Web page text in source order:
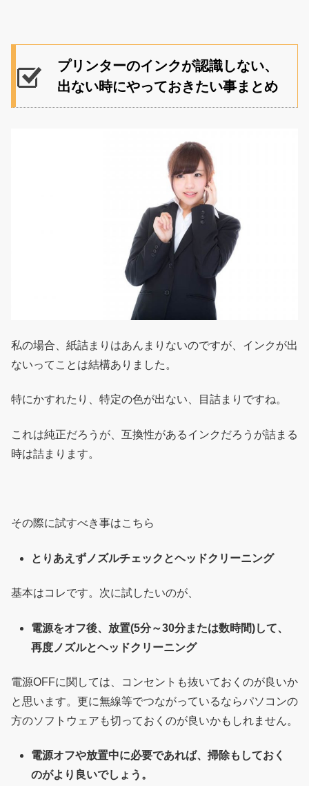
プリンターのインクが認識しない、
出ない時にやっておきたい事まとめ
私の場合、紙詰まりはあんまりないのですが、インクが出
ないってことは結構ありました。
特にかすれたり、特定の色が出ない、目詰まりですね。
これは純正だろうが、互換性があるインクだろうが詰まる
時は詰まります。
その際に試すべき事はこちら
とりあえずノズルチェックとヘッドクリーニング
基本はコレです。次に試したいのが、
電源をオフ後、放置(5分～30分または数時間)して、
再度ノズルとヘッドクリーニング
電源OFFに関しては、コンセントも抜いておくのが良いか
と思います。更に無線等でつながっているならパソコンの
方のソフトウェアも切っておくのが良いかもしれません。
電源オフや放置中に必要であれば、掃除もしておく
のがより良いでしょう。